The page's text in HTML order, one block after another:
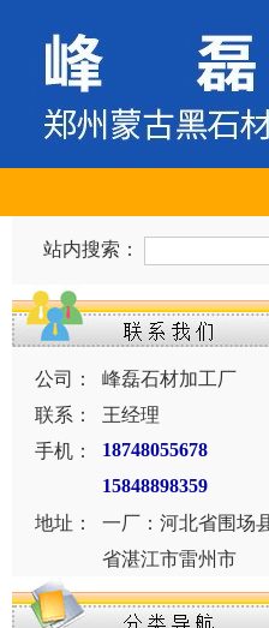
站内搜索：
公司：
峰磊石材加工厂
联系：
王经理
手机：
18748055678
15848898359
地址：
一厂：河北省围场
省湛江市雷州市